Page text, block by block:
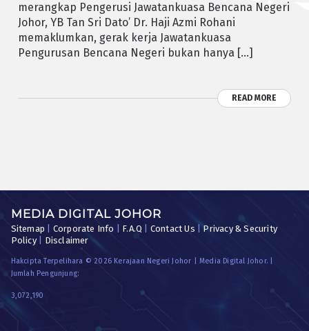
merangkap Pengerusi Jawatankuasa Bencana Negeri
Johor, YB Tan Sri Dato’ Dr. Haji Azmi Rohani
memaklumkan, gerak kerja Jawatankuasa
Pengurusan Bencana Negeri bukan hanya […]
READ MORE
MEDIA DIGITAL JOHOR
Sitemap Corporate Info F.A.Q Contact Us |Privacy & Security
Policy| Disclaimer
Hakcipta Terpelihara © 2026 Kerajaan Negeri Johor | Media Digital Johor. |
Jumlah Pengunjung:
3,072,190